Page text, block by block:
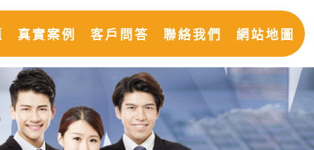
真實案例 客戶問答 聯絡我們 網站地圖